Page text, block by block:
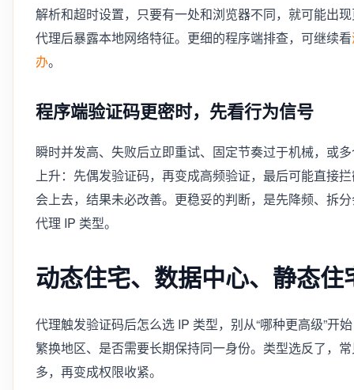
解析和超时设置，只要有一处和浏览器不同，就可能出
代理后暴露本地网络特征。更细的程序端排查，可继续看
办。
程序端验证码更密时，先看行为信号
瞬时并发高、失败后立即重试、固定节奏过于机械，或
上升：先偶发验证码，再变成高频验证，最后可能直接
会上去，结果未必改善。更稳妥的判断，是先降频、拆
代理 IP 类型。
动态住宅、数据中心、静态住
代理触发验证码后怎么选 IP 类型，别从“哪种更高级”开
繁换地区、是否需要长期保持同一身份。类型选反了，
多，再变成权限收紧。